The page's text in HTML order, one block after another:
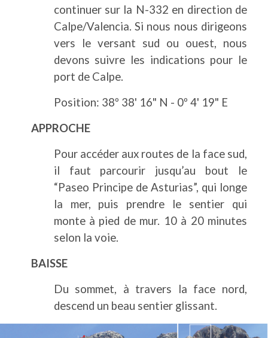
continuer sur la N-332 en direction de
Calpe/Valencia. Si nous nous dirigeons
vers le versant sud ou ouest, nous
devons suivre les indications pour le
port de Calpe.
Position: 38º 38' 16" N - 0º 4' 19" E
APPROCHE
Pour accéder aux routes de la face sud,
il faut parcourir jusqu’au bout le
“Paseo Principe de Asturias”, qui longe
la mer, puis prendre le sentier qui
monte à pied de mur. 10 à 20 minutes
selon la voie.
BAISSE
Du sommet, à travers la face nord,
descend un beau sentier glissant.